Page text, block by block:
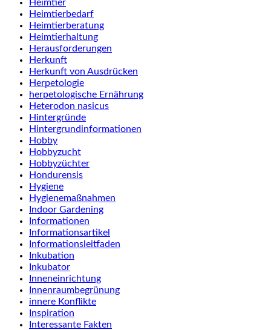
Heimtier
Heimtierbedarf
Heimtierberatung
Heimtierhaltung
Herausforderungen
Herkunft
Herkunft von Ausdrücken
Herpetologie
herpetologische Ernährung
Heterodon nasicus
Hintergründe
Hintergrundinformationen
Hobby
Hobbyzucht
Hobbyzüchter
Hondurensis
Hygiene
Hygienemaßnahmen
Indoor Gardening
Informationen
Informationsartikel
Informationsleitfaden
Inkubation
Inkubator
Inneneinrichtung
Innenraumbegrünung
innere Konflikte
Inspiration
Interessante Fakten